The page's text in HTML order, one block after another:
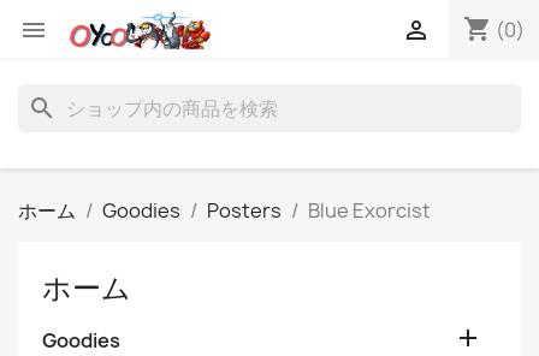
 shopping_cart (0)

search
ホーム Goodies Posters Blue Exorcist
ホーム
Goodies 